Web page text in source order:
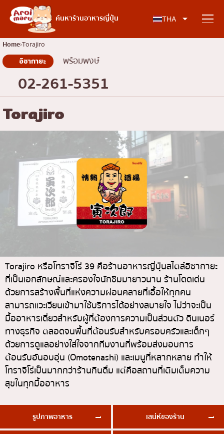
ค้นหาร้านอาหารญี่ปุ่น THA
อาหารญี่ปุ่น
ค้นหาร้านอาหาร
ค้นหาตามประเภทอาหาร
ซูชิ
อิซากายะ
ปิ้งย่างญี่ปุ่น/ยากินิกุ
คัตสึด้ง/ทงคัตสึ
ชาบูชาบู/สุกี้ยากี้
ไก่ย่างเสียบไม้สไตล์ญี่ปุ่น
โซบะ/อุด้ง
ขนมหวานญี่ปุ่น
เทมปุระ
โอมากาเสะ
ร้านอาหารญี่ปุ่นระดับพรีเมียม
ซาชิมิ/อาหารทะเล
อาหารตะวันตกสไตล์ญี่ปุ่น
ปลาไหลย่าง
ข้าวปั้นญี่ปุ่น
ค้นหาตามพื้นที่
เจริญกรุง
ธนบุรี
สยาม
ทองหล่อ
พร้อมพงษ์
อโศก
อารีย์
สีลม
สาทร
อ่อนนุช
พระราม 9
รัชดา
พระโขนง
เพลินจิต
คอลัมน์ความรู้
บทความพิเศษ
บทความที่KOLแนะนำ
HomeTorajiro
อิซากายะ พร้อมพงษ์
02-261-5351
Torajiro
Torajiro หรือโทราจิโร่ 39 คือร้านอาหารญี่ปุ่นสไตล์อิซากายะ
ที่เป็นเอกลักษณ์และครองใจนักชิมมายาวนาน ร้านโดดเด่น
ด้วยการสร้างพื้นที่แห่งความผ่อนคลายที่เอื้อให้ทุกคน
สามารถแวะเวียนเข้ามาใช้บริการได้อย่างสบายใจ ไม่ว่าจะเป็น
มื้ออาหารเดี่ยวสำหรับผู้ที่ต้องการความเป็นส่วนตัว ดินเนอร์
ทางธุรกิจ ตลอดจนพื้นที่ต้อนรับสำหรับครอบครัวและเด็กๆ
ด้วยการดูแลอย่างใส่ใจจากทีมงานที่พร้อมส่งมอบการ
ต้อนรับอันอบอุ่น (Omotenashi) และเมนูที่หลากหลาย ทำให้
โทราจิโร่เป็นมากกว่าร้านกินดื่ม แต่คือสถานที่เติมเต็มความ
สุขในทุกมื้ออาหาร
รูปภาพอาหาร เสน่ห์ของร้าน